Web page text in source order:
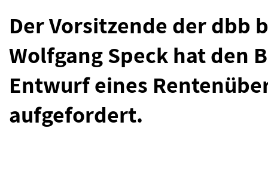
Der Vorsitzende der dbb
Wolfgang Speck hat den
Entwurf eines
aufgefordert.